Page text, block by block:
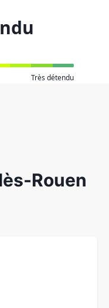
Très détendu
Rouen